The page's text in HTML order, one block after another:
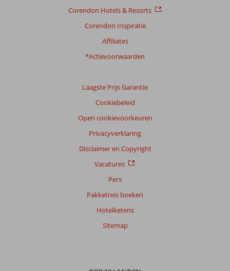
Corendon Hotels & Resorts
Corendon Inspiratie
Affiliates
*Actievoorwaarden
Laagste Prijs Garantie
Cookiebeleid
Open cookievoorkeuren
Privacyverklaring
Disclaimer en Copyright
Vacatures
Pers
Pakketreis boeken
Hotelketens
Sitemap